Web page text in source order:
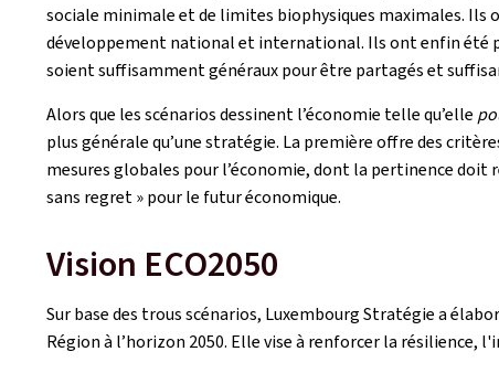
sociale minimale et de limites biophysiques maximales. Ils
développement national et international. Ils ont enfin été
soient suffisamment généraux pour être partagés et
Alors que les scénarios dessinent l’économie telle qu’elle
plus générale qu’une stratégie. La première offre des
mesures globales pour l’économie, dont la pertinence doit
sans regret » pour le futur économique.
Vision ECO2050
Sur base des trous scénarios, Luxembourg Stratégie a
Région à l’horizon 2050. Elle vise à renforcer la